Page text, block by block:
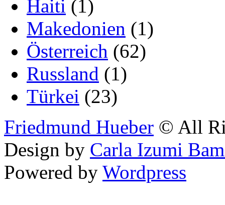
Haiti (1)
Makedonien (1)
Österreich (62)
Russland (1)
Türkei (23)
Friedmund Hueber © All
Design by Carla Izumi
Powered by Wordpress